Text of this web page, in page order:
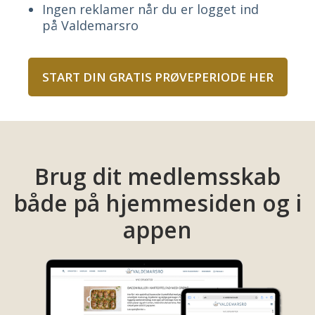
Ingen reklamer når du er logget ind
på Valdemarsro
START DIN GRATIS PRØVEPERIODE HER
Brug dit medlemsskab
både på hjemmesiden og i
appen